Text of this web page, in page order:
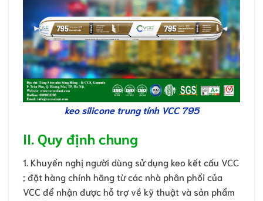
keo silicone trung tính VCC 795
II. Quy định chung
1. Khuyến nghị người dùng sử dụng keo kết cấu VCC
; đặt hàng chính hãng từ các nhà phân phối của
VCC để nhận được hỗ trợ về kỹ thuật và sản phẩm